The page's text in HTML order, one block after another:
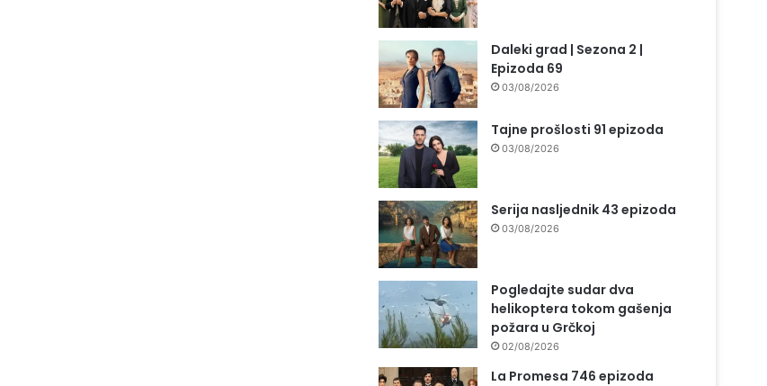
Daleki grad | Sezona 2 |
Epizoda 69
03/08/2026
Tajne prošlosti 91 epizoda
03/08/2026
Serija nasljednik 43 epizoda
03/08/2026
Pogledajte sudar dva
helikoptera tokom gašenja
požara u Grčkoj
02/08/2026
La Promesa 746 epizoda